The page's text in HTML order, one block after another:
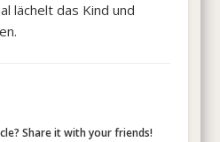
lächelt das Kind und
Share it with your friends!